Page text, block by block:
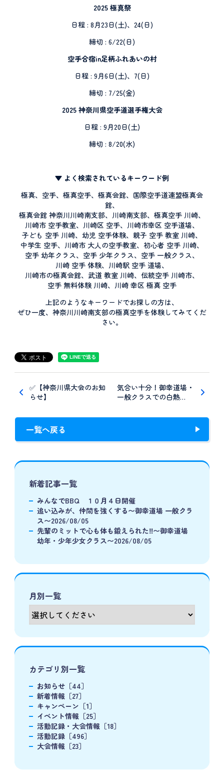
2025 極真祭
日程 : 8月23日(土)、24(日)
締切 : 6/22(日)
空手合宿in足柄ふれあいの村
日程 : 9月6日(土)、7(日)
締切 : 7/25(金)
2025 神奈川県空手道選手権大会
日程 : 9月20日(土)
締切 : 8/20(水)
▼ よく検索されているキーワード例
極真、空手、極真空手、極真会館、国際空手道連盟極真会
館、
極真会館 神奈川川崎南支部、川崎南支部、極真空手 川崎、
川崎市 空手教室、川崎区 空手、川崎市幸区 空手道場、
子ども 空手 川崎、幼児 空手体験、親子 空手 教室 川崎、
中学生 空手、川崎市 大人の空手教室、初心者 空手 川崎、
空手 幼年クラス、空手 少年クラス、空手 一般クラス、
川崎 空手 体験、川崎駅 空手 道場、
川崎市の極真会館、武道 教室 川崎、伝統空手 川崎市、
空手 無料体験 川崎、川崎 幸区 極真 空手
上記のようなキーワードでお探しの方は、
ぜひ一度、神奈川川崎南支部の極真空手を体験してみてくだ
さい。
✅【神奈川県大会のお知
らせ】
気合い十分！御幸道場・
一般クラスでの白熱…
一覧へ戻る
新着記事一覧
みんなでBBQ １０月４日開催
追い込みが、仲間を強くする〜御幸道場 一般クラ
ス〜2026/08/05
先輩のミットで心も体も鍛えられた‼️〜御幸道場
幼年・少年少女クラス〜2026/08/05
月別一覧
カテゴリ別一覧
お知らせ［44］
新着情報［27］
キャンペーン［1］
イベント情報［25］
活動記録・大会情報［18］
活動記録［496］
大会情報［23］